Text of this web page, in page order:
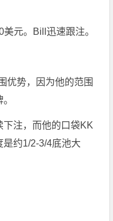
元。Bill迅速跟注。
优势，因为他的范围
注，而他的口袋KK
约1/2-3/4底池大